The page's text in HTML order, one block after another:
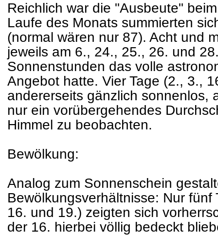
Reichlich war die "Ausbeute"
Laufe des Monats summierten
(normal wären nur 87). Acht und
jeweils am 6., 24., 25., 26. und
Sonnenstunden das volle
Angebot hatte. Vier Tage (2., 3.,
andererseits gänzlich sonnenlos,
nur ein vorübergehendes
Himmel zu beobachten.
Bewölkung:
Analog zum Sonnenschein
Bewölkungsverhältnisse: Nur
16. und 19.) zeigten sich
der 16. hierbei völlig bedeckt